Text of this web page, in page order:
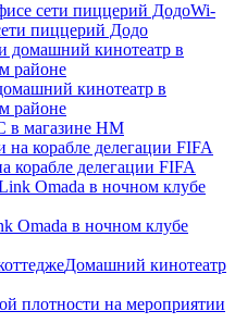
Wi-
пиццерий Додо
кинотеатр в
районе
в магазине HM
корабле делегации FIFA
Omada в ночном клубе
Домашний кинотеатр